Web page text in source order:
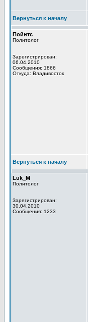
Вернуться к началу
Пойнтс
Политолог
Зарегистрирован:
06.04.2010
Сообщения: 1866
Откуда: Владивосток
Вернуться к началу
Luk_M
Политолог
Зарегистрирован:
30.04.2010
Сообщения: 1233